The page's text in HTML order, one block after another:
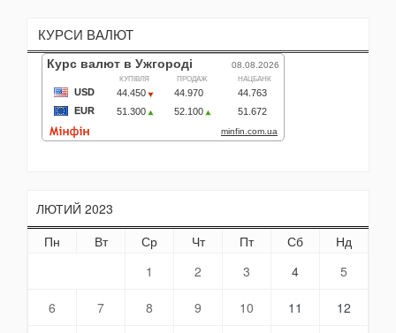
КУРСИ ВАЛЮТ
ЛЮТИЙ 2023
Пн
Вт Ср Чт Пт Сб
Нд
1
2 3 4 5
6 7 8 9 10 11 12